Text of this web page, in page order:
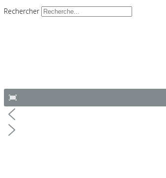
Rechercher